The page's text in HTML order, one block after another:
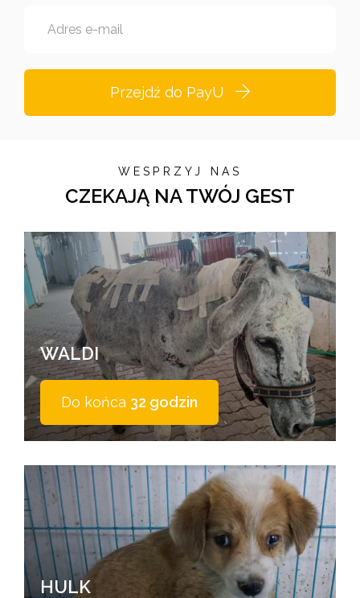
Adres e-mail
Przejdź do PayU
WESPRZYJ NAS
CZEKAJĄ NA TWÓJ GEST
WALDI
Do końca 32 godzin
HULK